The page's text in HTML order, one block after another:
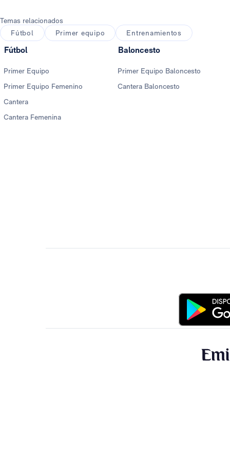
Temas relacionados
Fútbol
Primer equipo Entrenamientos
Fútbol
Primer Equipo
Primer Equipo Femenino
Cantera
Cantera Femenina
Baloncesto
Primer Equipo Baloncesto
Cantera Baloncesto